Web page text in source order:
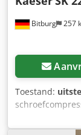
Bitburg 257
Toestand:
Cedpfezrhh
Elektrisch